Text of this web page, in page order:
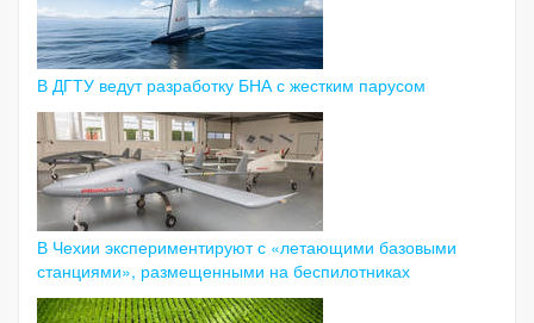
В ДГТУ ведут разработку БНА с жестким парусом
В Чехии экспериментируют с «летающими базовыми
станциями», размещенными на беспилотниках